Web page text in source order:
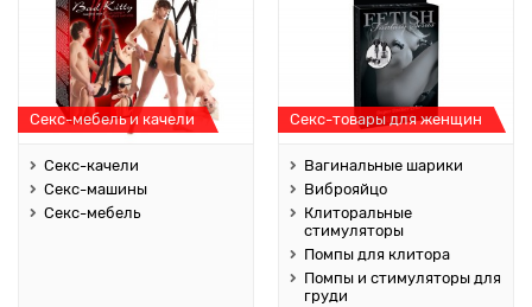
Секс-мебель и качели
Секс-качели
Секс-машины
Секс-мебель
Секс-товары для женщин
Вагинальные шарики
Виброяйцо
Клиторальные
стимуляторы
Помпы для клитора
Помпы и стимуляторы для
груди